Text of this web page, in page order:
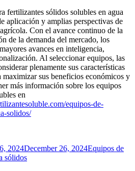
fertilizantes sólidos solubles en agua
aplicación y amplias perspectivas de
Con el avance continuo de la
de la demanda del mercado, los
avances en inteligencia,
Al seleccionar equipos, las
plenamente sus características
sus beneficios económicos y
más información sobre los equipos
en
equipos-de-
solidos/
2024December 26, 2024Equipos de
sólidos